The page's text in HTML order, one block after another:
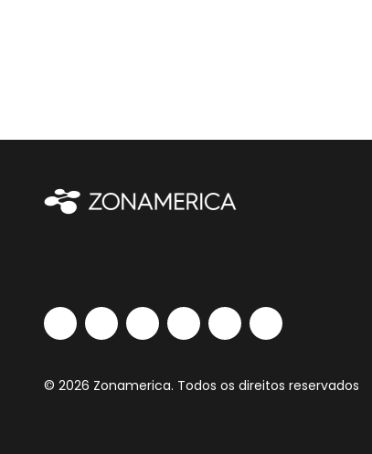
© 2026 Zonamerica. Todos os direitos reservados